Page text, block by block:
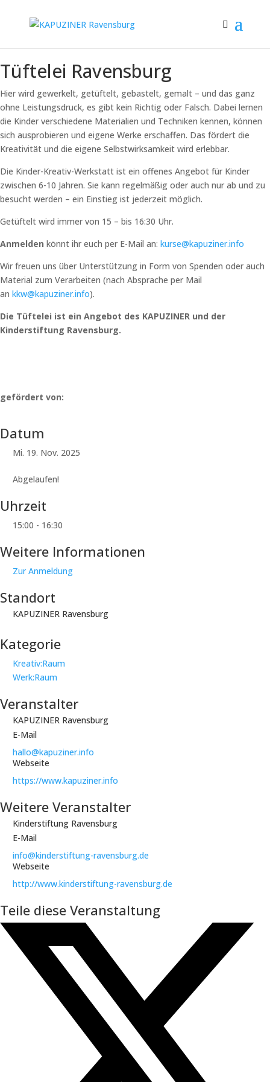
Tüftelei Ravensburg
Hier wird gewerkelt, getüftelt, gebastelt, gemalt – und das ganz
ohne Leistungsdruck, es gibt kein Richtig oder Falsch. Dabei lernen
die Kinder verschiedene Materialien und Techniken kennen, können
sich ausprobieren und eigene Werke erschaffen. Das fördert die
Kreativität und die eigene Selbstwirksamkeit wird erlebbar.
Die Kinder-Kreativ-Werkstatt ist ein offenes Angebot für Kinder
zwischen 6-10 Jahren. Sie kann regelmäßig oder auch nur ab und zu
besucht werden – ein Einstieg ist jederzeit möglich.
Getüftelt wird immer von 15 – bis 16:30 Uhr.
Anmelden könnt ihr euch per E-Mail an: kurse@kapuziner.info
Wir freuen uns über Unterstützung in Form von Spenden oder auch
Material zum Verarbeiten (nach Absprache per Mail
an kkw@kapuziner.info).
Die Tüftelei ist ein Angebot des KAPUZINER und der
Kinderstiftung Ravensburg.
gefördert von:
Datum
Mi. 19. Nov. 2025
Abgelaufen!
Uhrzeit
15:00 - 16:30
Weitere Informationen
Zur Anmeldung
Standort
KAPUZINER Ravensburg
Kategorie
Kreativ:Raum
Werk:Raum
Veranstalter
KAPUZINER Ravensburg
E-Mail
hallo@kapuziner.info
Webseite
https://www.kapuziner.info
Weitere Veranstalter
Kinderstiftung Ravensburg
E-Mail
info@kinderstiftung-ravensburg.de
Webseite
http://www.kinderstiftung-ravensburg.de
Teile diese Veranstaltung